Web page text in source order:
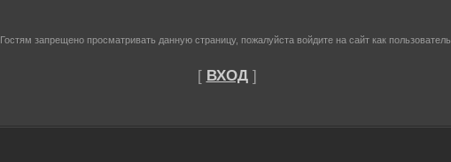
Гостям запрещено просматривать данную страницу, пожалуйста войдите на сайт как пользователь.
[ ВХОД]